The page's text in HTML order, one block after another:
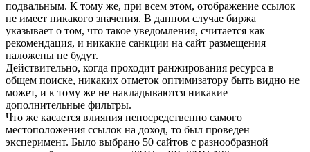
подвальным. К тому же, при всем этом, отображение ссылок
не имеет никакого значения. В данном случае биржа
указывает о том, что такое уведомления, считается как
рекомендация, и никакие санкции на сайт размещения
наложены не будут.
Действительно, когда проходит ранжирования ресурса в
общем поиске, никаких отметок оптимизатору быть видно не
может, и к тому же не накладываются никакие
дополнительные фильтры.
Что же касается влияния непосредственно самого
местоположения ссылок на доход, то был проведен
эксперимент. Было выбрано 50 сайтов с разнообразной